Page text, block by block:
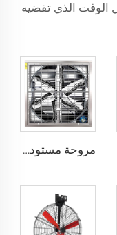
الوقت الذي تقضيه
مروحة مستودع الأبقار قطرها 1100 ملم معلقة للتهوية والتبريد مع تدفق هواء كبير ومروحة طرد مركزية سلبية للمزارع